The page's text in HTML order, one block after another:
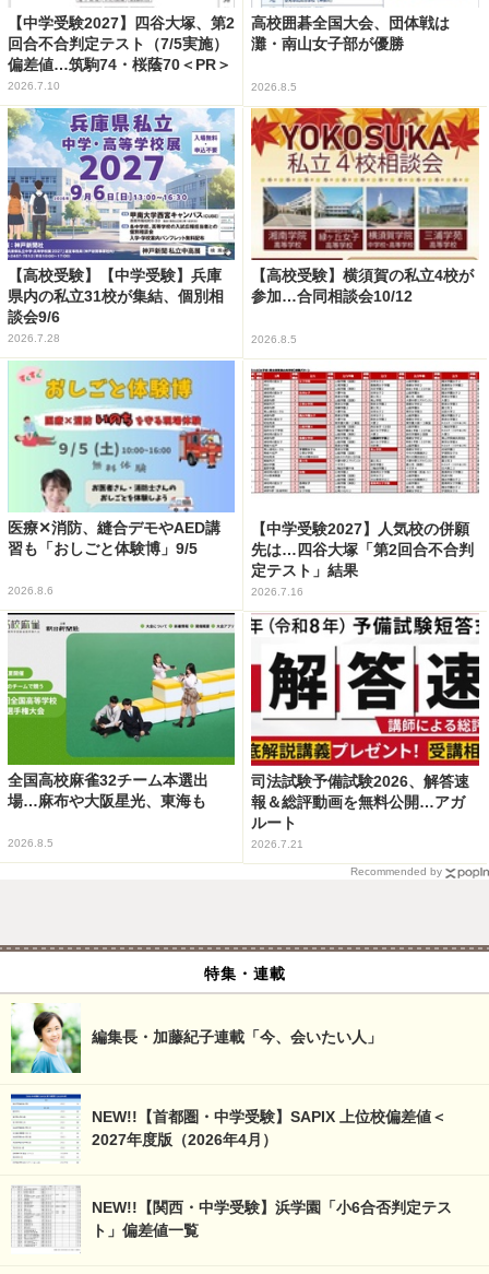
【中学受験2027】四谷大塚、第2
回合不合判定テスト（7/5実施）
偏差値…筑駒74・桜蔭70＜PR＞
2026.7.10
高校囲碁全国大会、団体戦は
灘・南山女子部が優勝
2026.8.5
【高校受験】【中学受験】兵庫
県内の私立31校が集結、個別相
談会9/6
2026.7.28
【高校受験】横須賀の私立4校が
参加…合同相談会10/12
2026.8.5
医療✕消防、縫合デモやAED講
習も「おしごと体験博」9/5
2026.8.6
【中学受験2027】人気校の併願
先は…四谷大塚「第2回合不合判
定テスト」結果
2026.7.16
全国高校麻雀32チーム本選出
場…麻布や大阪星光、東海も
2026.8.5
司法試験予備試験2026、解答速
報＆総評動画を無料公開…アガ
ルート
2026.7.21
Recommended by
特集・連載
編集長・加藤紀子連載「今、会いたい人」
NEW!!【首都圏・中学受験】SAPIX 上位校偏差値＜
2027年度版（2026年4月）
NEW!!【関西・中学受験】浜学園「小6合否判定テス
ト」偏差値一覧